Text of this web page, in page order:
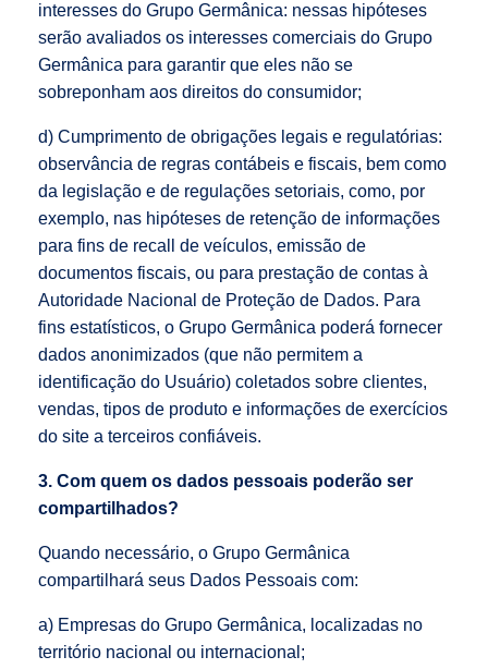
interesses do Grupo Germânica: nessas hipóteses
serão avaliados os interesses comerciais do Grupo
Germânica para garantir que eles não se
sobreponham aos direitos do consumidor;
d) Cumprimento de obrigações legais e regulatórias:
observância de regras contábeis e fiscais, bem como
da legislação e de regulações setoriais, como, por
exemplo, nas hipóteses de retenção de informações
para fins de recall de veículos, emissão de
documentos fiscais, ou para prestação de contas à
Autoridade Nacional de Proteção de Dados. Para
fins estatísticos, o Grupo Germânica poderá fornecer
dados anonimizados (que não permitem a
identificação do Usuário) coletados sobre clientes,
vendas, tipos de produto e informações de exercícios
do site a terceiros confiáveis.
3. Com quem os dados pessoais poderão ser
compartilhados?
Quando necessário, o Grupo Germânica
compartilhará seus Dados Pessoais com:
a) Empresas do Grupo Germânica, localizadas no
território nacional ou internacional;